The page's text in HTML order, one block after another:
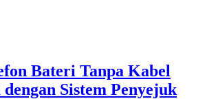
Bateri Tanpa Kabel
Sistem Penyejuk